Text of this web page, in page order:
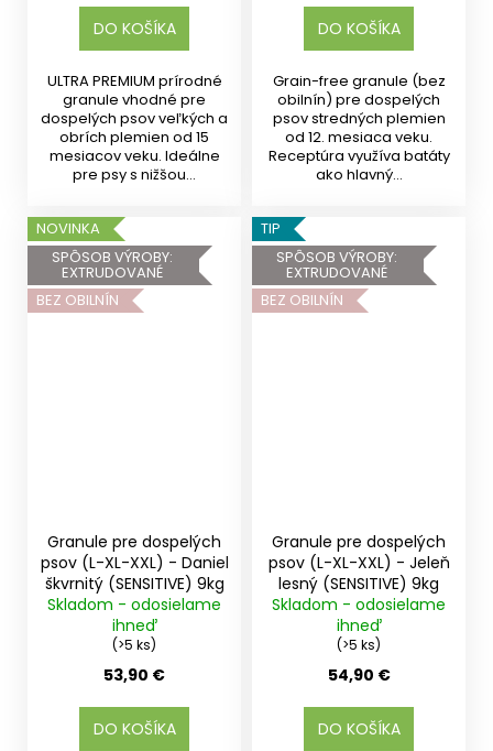
DO KOŠÍKA
ULTRA PREMIUM prírodné
granule vhodné pre
dospelých psov veľkých a
obrích plemien od 15
mesiacov veku. Ideálne
pre psy s nižšou...
DO KOŠÍKA
Grain-free granule (bez
obilnín) pre dospelých
psov stredných plemien
od 12. mesiaca veku.
Receptúra využíva batáty
ako hlavný...
NOVINKA
SPÔSOB VÝROBY:
EXTRUDOVANÉ
BEZ OBILNÍN
Granule pre dospelých
psov (L-XL-XXL) - Daniel
škvrnitý (SENSITIVE) 9kg
Skladom - odosielame
ihneď
(>5 ks)
53,90 €
DO KOŠÍKA
TIP
SPÔSOB VÝROBY:
EXTRUDOVANÉ
BEZ OBILNÍN
Granule pre dospelých
psov (L-XL-XXL) - Jeleň
lesný (SENSITIVE) 9kg
Skladom - odosielame
ihneď
(>5 ks)
54,90 €
DO KOŠÍKA